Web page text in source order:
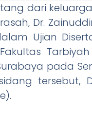
dari
Dr.
Ujian
pada
tersebut,